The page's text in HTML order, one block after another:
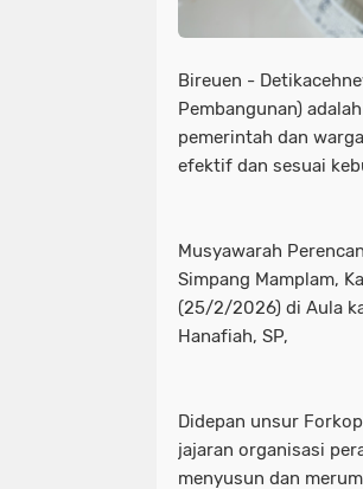
Bireuen -
Pembangunan)
pemerintah dan
efektif dan sesuai
Musyawarah
Simpang Mamplam,
(25/2/2026) di Aula
Hanafiah, SP,
Didepan unsur
jajaran organisasi
menyusun dan